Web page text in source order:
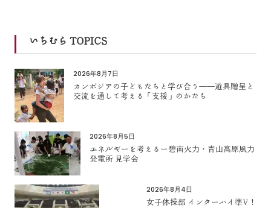
いちむら TOPICS
2026年8月7日
カンボジアの子どもたちと学び合う――遊具贈呈と
交流を通して考える「支援」のかたち
2026年8月5日
エネルギーを考えるー碧南火力・青山高原風力
発電所 見学会
2026年8月4日
女子体操部 インターハイ準V！